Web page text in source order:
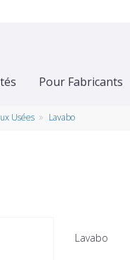
Pour Fabricants
Usées Lavabo
Lavabo